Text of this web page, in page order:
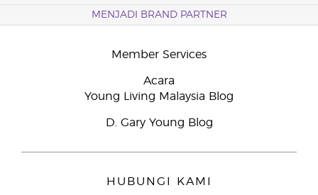
MENJADI BRAND PARTNER
Member Services
Acara
Young Living Malaysia Blog
D. Gary Young Blog
HUBUNGI KAMI